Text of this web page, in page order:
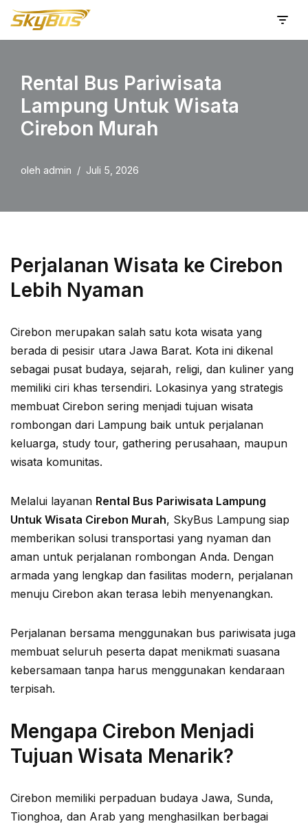
Lompat
konten
Rental Bus Pariwisata
Lampung Untuk Wisata
Cirebon Murah
oleh admin Juli 5, 2026
Perjalanan Wisata ke Cirebon
Lebih Nyaman
Cirebon merupakan salah satu kota wisata yang
berada di pesisir utara Jawa Barat. Kota ini dikenal
sebagai pusat budaya, sejarah, religi, dan kuliner yang
memiliki ciri khas tersendiri. Lokasinya yang strategis
membuat Cirebon sering menjadi tujuan wisata
rombongan dari Lampung baik untuk perjalanan
keluarga, study tour, gathering perusahaan, maupun
wisata komunitas.
Melalui layanan Rental Bus Pariwisata Lampung
Untuk Wisata Cirebon Murah, SkyBus Lampung siap
memberikan solusi transportasi yang nyaman dan
aman untuk perjalanan rombongan Anda. Dengan
armada yang lengkap dan fasilitas modern, perjalanan
menuju Cirebon akan terasa lebih menyenangkan.
Perjalanan bersama menggunakan bus pariwisata juga
membuat seluruh peserta dapat menikmati suasana
kebersamaan tanpa harus menggunakan kendaraan
terpisah.
Mengapa Cirebon Menjadi
Tujuan Wisata Menarik?
Cirebon memiliki perpaduan budaya Jawa, Sunda,
Tionghoa, dan Arab yang menghasilkan berbagai